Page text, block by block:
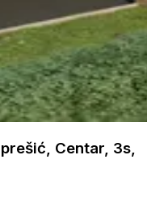
Centar, 3s,